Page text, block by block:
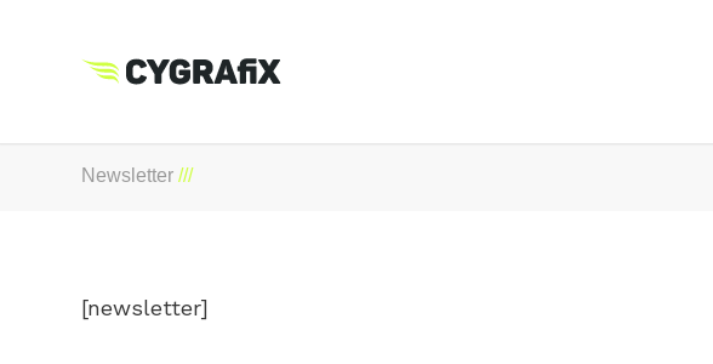
Newsletter
[newsletter]